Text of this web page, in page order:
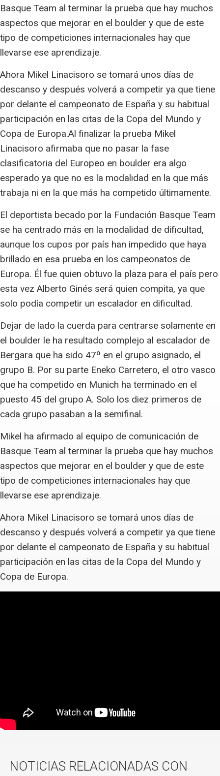
Basque Team al terminar la prueba que hay muchos
aspectos que mejorar en el boulder y que de este
tipo de competiciones internacionales hay que
llevarse ese aprendizaje.
Ahora Mikel Linacisoro se tomará unos días de
descanso y después volverá a competir ya que tiene
por delante el campeonato de España y su habitual
participación en las citas de la Copa del Mundo y
Copa de Europa.Al finalizar la prueba Mikel
Linacisoro afirmaba que no pasar la fase
clasificatoria del Europeo en boulder era algo
esperado ya que no es la modalidad en la que más
trabaja ni en la que más ha competido últimamente.
El deportista becado por la Fundación Basque Team
se ha centrado más en la modalidad de dificultad,
aunque los cupos por país han impedido que haya
brillado en esa prueba en los campeonatos de
Europa. Él fue quien obtuvo la plaza para el país pero
esta vez Alberto Ginés será quien compita, ya que
solo podía competir un escalador en dificultad.
Dejar de lado la cuerda para centrarse solamente en
el boulder le ha resultado complejo al escalador de
Bergara que ha sido 47º en el grupo asignado, el
grupo B. Por su parte Eneko Carretero, el otro vasco
que ha competido en Munich ha terminado en el
puesto 45 del grupo A. Solo los diez primeros de
cada grupo pasaban a la semifinal.
Mikel ha afirmado al equipo de comunicación de
Basque Team al terminar la prueba que hay muchos
aspectos que mejorar en el boulder y que de este
tipo de competiciones internacionales hay que
llevarse ese aprendizaje.
Ahora Mikel Linacisoro se tomará unos días de
descanso y después volverá a competir ya que tiene
por delante el campeonato de España y su habitual
participación en las citas de la Copa del Mundo y
Copa de Europa.
NOTICIAS RELACIONADAS CON